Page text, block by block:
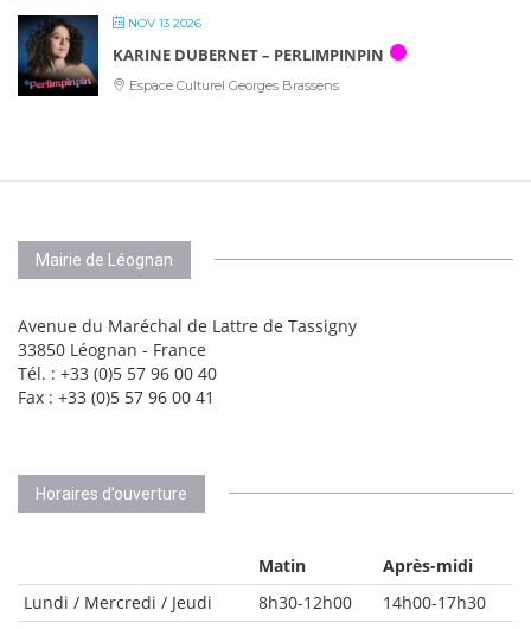
NOV 13 2026
KARINE DUBERNET – PERLIMPINPIN
Espace Culturel Georges Brassens
Mairie de Léognan
Avenue du Maréchal de Lattre de Tassigny
33850 Léognan - France
Tél. : +33 (0)5 57 96 00 40
Fax : +33 (0)5 57 96 00 41
Horaires d’ouverture
Matin
Après-midi
Lundi / Mercredi / Jeudi
8h30-12h00
14h00-17h30